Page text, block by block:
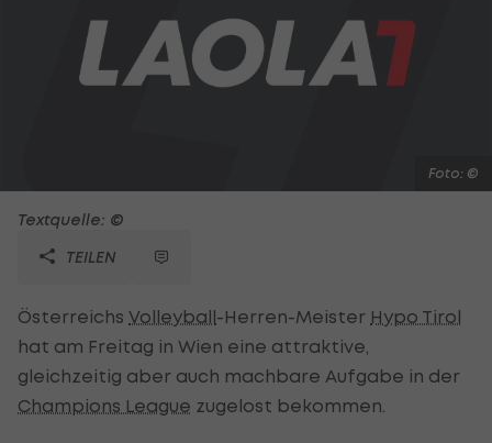
Foto: ©
Textquelle: ©
TEILEN
Österreichs Volleyball-Herren-Meister Hypo Tirol
hat am Freitag in Wien eine attraktive,
gleichzeitig aber auch machbare Aufgabe in der
Champions League zugelost bekommen.